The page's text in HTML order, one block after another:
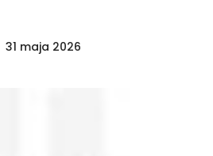
31 maja 2026